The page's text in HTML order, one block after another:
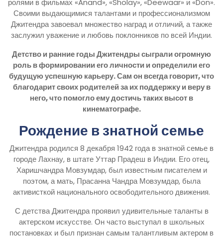
ролями в фильмах «Anand», «Sholay», «Deewaar» и «Don».
Своими выдающимися талантами и профессионализмом
Джитендра завоевал множество наград и отличий, а также
заслужил уважение и любовь поклонников по всей Индии.
Детство и ранние годы Джитендры сыграли огромную
роль в формировании его личности и определили его
будущую успешную карьеру. Сам он всегда говорит, что
благодарит своих родителей за их поддержку и веру в
него, что помогло ему достичь таких высот в
кинематографе.
Рождение в знатной семье
Джитендра родился 8 декабря 1942 года в знатной семье в
городе Лахнау, в штате Уттар Прадеш в Индии. Его отец,
Харишчандра Мовзумдар, был известным писателем и
поэтом, а мать, Прасанна Чандра Мовзумдар, была
активисткой национального освободительного движения.
С детства Джитендра проявил удивительные таланты в
актерском искусстве. Он часто выступал в школьных
постановках и был признан самым талантливым актером в